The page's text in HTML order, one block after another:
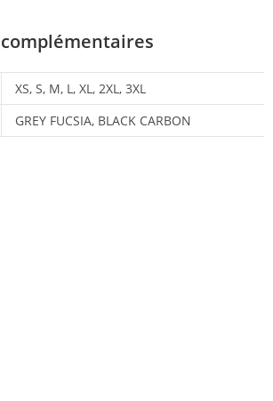
XS, S, M, L, XL, 2XL, 3XL
GREY FUCSIA, BLACK CARBON